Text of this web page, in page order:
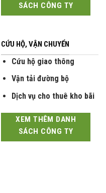
SÁCH CÔNG TY
CỨU HỘ, VẬN CHUYỂN
Cứu hộ giao thông
Vận tải đường bộ
Dịch vụ cho thuê kho bãi
XEM THÊM DANH
SÁCH CÔNG TY